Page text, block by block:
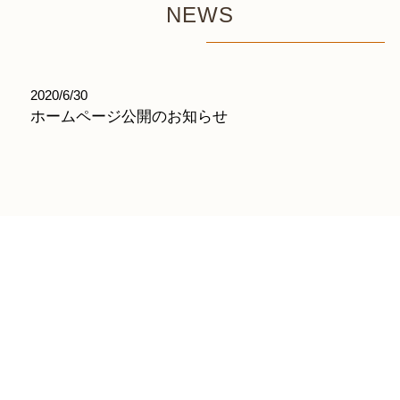
NEWS
2020/6/30
ホームページ公開のお知らせ